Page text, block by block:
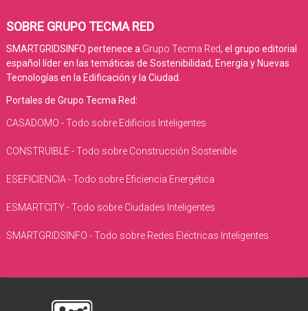
SOBRE GRUPO TECMA RED
SMARTGRIDSINFO pertenece a Grupo Tecma Red, el grupo editorial
español líder en las temáticas de Sostenibilidad, Energía y Nuevas
Tecnologías en la Edificación y la Ciudad.
Portales de Grupo Tecma Red:
CASADOMO - Todo sobre Edificios Inteligentes
CONSTRUIBLE - Todo sobre Construcción Sostenible
ESEFICIENCIA - Todo sobre Eficiencia Energética
ESMARTCITY - Todo sobre Ciudades Inteligentes
SMARTGRIDSINFO - Todo sobre Redes Eléctricas Inteligentes